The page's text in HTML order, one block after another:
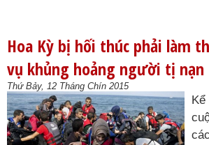
Hoa Kỳ bị hối thúc phải làm
vụ khủng hoảng người tị nạn
Thứ Bảy, 12 Tháng Chín 2015